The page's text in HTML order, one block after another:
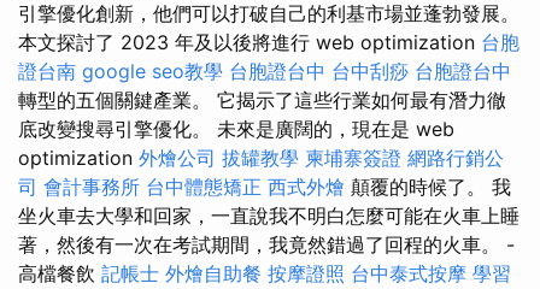
引擎優化創新，他們可以打破自己的利基市場並蓬勃發展。
本文探討了 2023 年及以後將進行 web optimization 台胞
證台南 google seo教學 台胞證台中 台中刮痧 台胞證台中
轉型的五個關鍵產業。 它揭示了這些行業如何最有潛力徹
底改變搜尋引擎優化。 未來是廣闊的，現在是 web
optimization 外燴公司 拔罐教學 柬埔寨簽證 網路行銷公
司 會計事務所 台中體態矯正 西式外燴 顛覆的時候了。 我
坐火車去大學和回家，一直說我不明白怎麼可能在火車上睡
著，然後有一次在考試期間，我竟然錯過了回程的火車。 -
高檔餐飲 記帳士 外燴自助餐 按摩證照 台中泰式按摩 學習